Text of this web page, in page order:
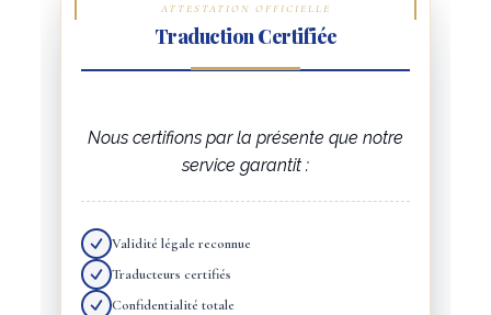
ATTESTATION OFFICIELLE
Traduction Certifiée
Nous certifions par la présente que notre
service garantit :
Validité légale reconnue
Traducteurs certifiés
Confidentialité totale